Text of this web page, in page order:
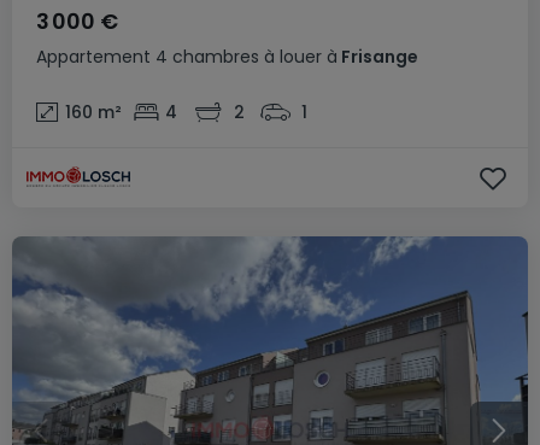
Appartement 4 chambres à louer à Frisange
3 000 €
160 m² 4 2 1